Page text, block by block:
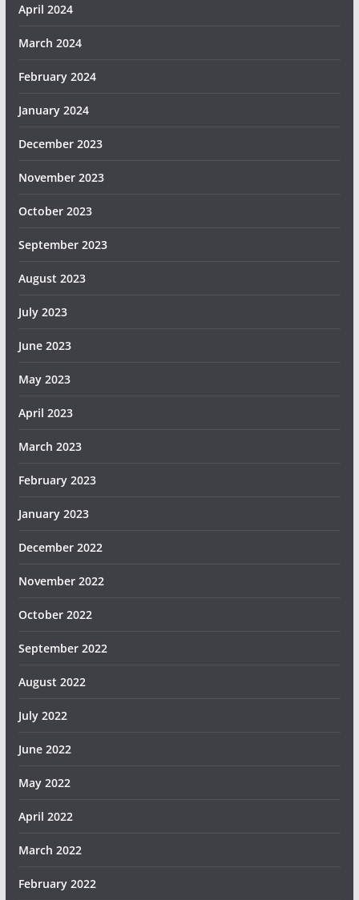
April 2024
March 2024
February 2024
January 2024
December 2023
November 2023
October 2023
September 2023
August 2023
July 2023
June 2023
May 2023
April 2023
March 2023
February 2023
January 2023
December 2022
November 2022
October 2022
September 2022
August 2022
July 2022
June 2022
May 2022
April 2022
March 2022
February 2022